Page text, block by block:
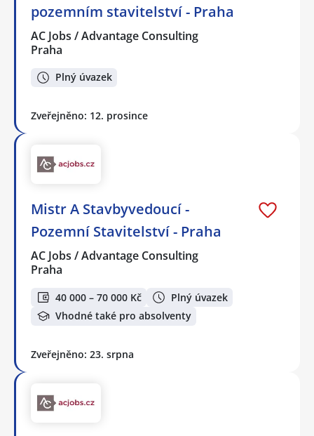
pozemním stavitelství - Praha
AC Jobs / Advantage Consulting
Praha
Plný úvazek
Zveřejněno: 12. prosince
Mistr A Stavbyvedoucí -
Pozemní Stavitelství - Praha
AC Jobs / Advantage Consulting
Praha
40 000 – 70 000 Kč
Plný úvazek
Vhodné také pro absolventy
Zveřejněno: 23. srpna